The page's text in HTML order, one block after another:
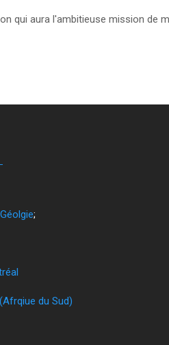
qui aura l'ambitieuse mission de
;
du Sud)